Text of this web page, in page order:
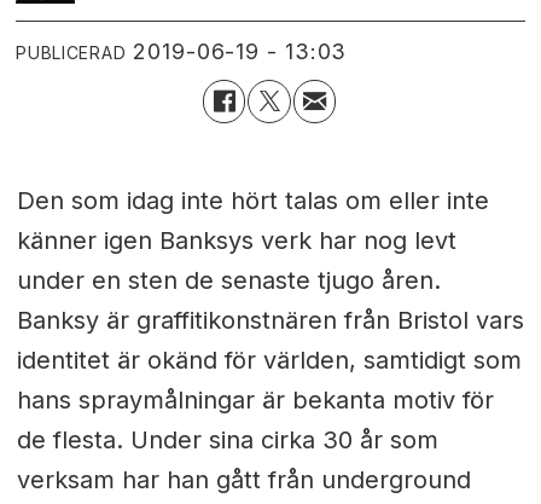
PUBLICERAD 2019-06-19 - 13:03
Den som idag inte hört talas om eller inte
känner igen Banksys verk har nog levt
under en sten de senaste tjugo åren.
Banksy är graffitikonstnären från Bristol vars
identitet är okänd för världen, samtidigt som
hans spraymålningar är bekanta motiv för
de flesta. Under sina cirka 30 år som
verksam har han gått från underground